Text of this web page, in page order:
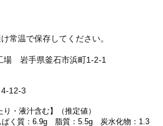
常温で保存してください。
場 岩手県釜石市浜町1-2-1
12-3
・液汁含む】（推定値）
く質：6.9g 脂質：5.5g 炭水化物：1.3